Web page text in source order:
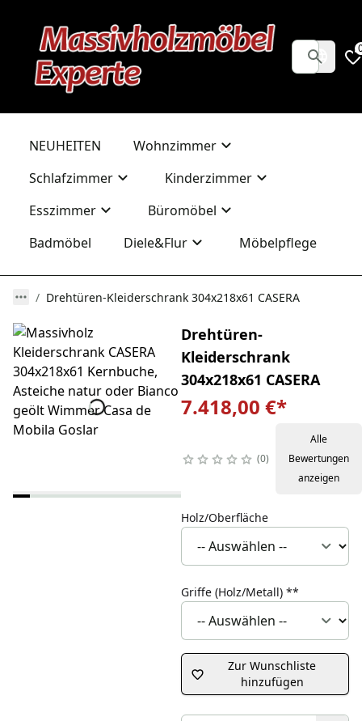
NEUHEITEN
Wohnzimmer
Schlafzimmer
Kinderzimmer
Esszimmer
Büromöbel
Badmöbel
Diele&Flur Möbelpflege
Drehtüren-Kleiderschrank 304x218x61 CASERA
Drehtüren-
Kleiderschrank
304x218x61 CASERA
7.418,00 €*
0
Alle
Bewertungen
anzeigen
Holz/Oberfläche
Griffe (Holz/Metall) **
Zur Wunschliste
hinzufügen